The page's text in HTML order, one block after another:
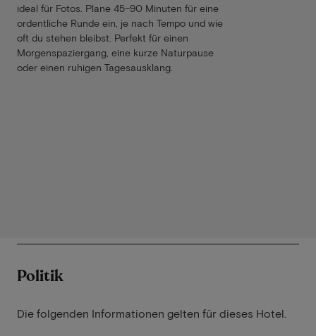
ideal für Fotos. Plane 45–90 Minuten für eine
ordentliche Runde ein, je nach Tempo und wie
oft du stehen bleibst. Perfekt für einen
Morgenspaziergang, eine kurze Naturpause
oder einen ruhigen Tagesausklang.
Politik
Die folgenden Informationen gelten für dieses Hotel.